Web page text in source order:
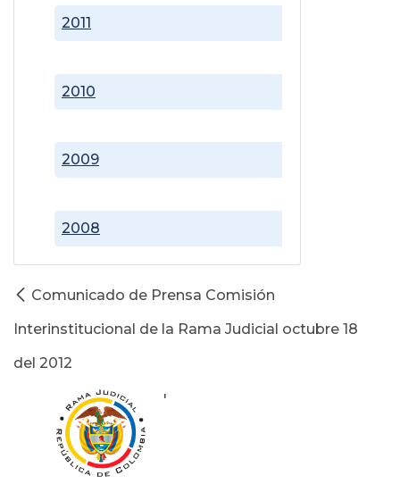
2008
2009
2010
2011
Comunicado de Prensa Comisión
Interinstitucional de la Rama Judicial octubre 18
del 2012
'